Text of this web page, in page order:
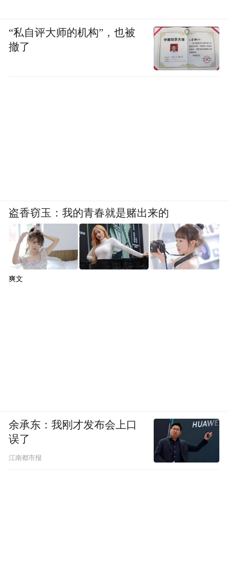
“私自评大师的机构”，也被
撤了
盗香窃玉：我的青春就是赌出来的
爽文
余承东：我刚才发布会上口
误了
江南都市报